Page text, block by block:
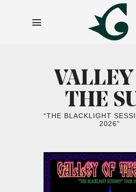
VALLEY
THE
“THE BLACKLIGHT
2026"